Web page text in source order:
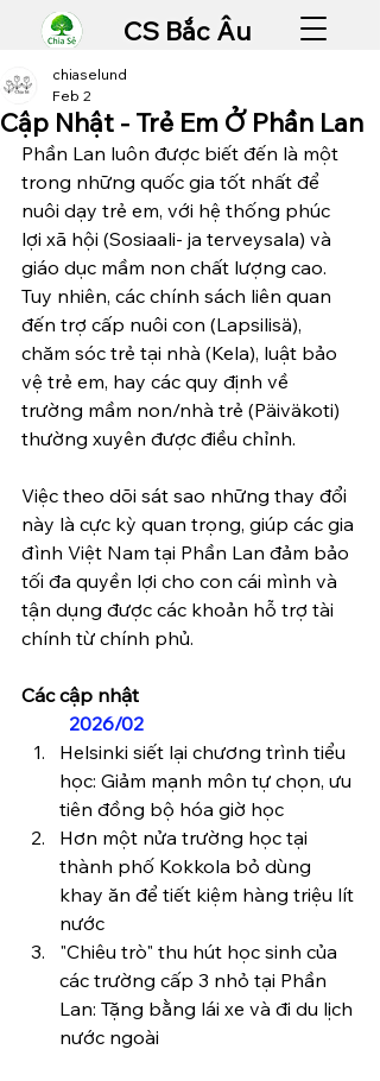
CS Bắc Âu
Cập Nhật - Trẻ Em Ở Phần Lan
chiaselund
Feb 2
Phần Lan luôn được biết đến là một
trong những quốc gia tốt nhất để
nuôi dạy trẻ em, với hệ thống phúc
lợi xã hội (Sosiaali- ja terveysala) và
giáo dục mầm non chất lượng cao.
Tuy nhiên, các chính sách liên quan
đến trợ cấp nuôi con (Lapsilisä),
chăm sóc trẻ tại nhà (Kela), luật bảo
vệ trẻ em, hay các quy định về
trường mầm non/nhà trẻ (Päiväkoti)
thường xuyên được điều chỉnh.
Việc theo dõi sát sao những thay đổi
này là cực kỳ quan trọng, giúp các gia
đình Việt Nam tại Phần Lan đảm bảo
tối đa quyền lợi cho con cái mình và
tận dụng được các khoản hỗ trợ tài
chính từ chính phủ.
Các cập nhật
	2026/02
Helsinki siết lại chương trình tiểu
học: Giảm mạnh môn tự chọn, ưu
tiên đồng bộ hóa giờ học
Hơn một nửa trường học tại
thành phố Kokkola bỏ dùng
khay ăn để tiết kiệm hàng triệu lít
nước
"Chiêu trò" thu hút học sinh của
các trường cấp 3 nhỏ tại Phần
Lan: Tặng bằng lái xe và đi du lịch
nước ngoài